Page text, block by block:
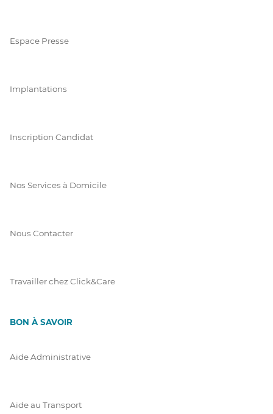
Espace Presse
Implantations
Inscription Candidat
Nos Services à Domicile
Nous Contacter
Travailler chez Click&Care
BON À SAVOIR
Aide Administrative
Aide au Transport